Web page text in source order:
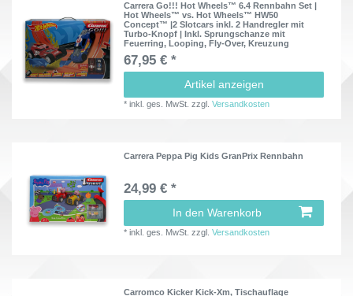
Carrera Go!!! Hot Wheels™ 6.4 Rennbahn Set |
Hot Wheels™ vs. Hot Wheels™ HW50
Concept™ |2 Slotcars inkl. 2 Handregler mit
Turbo-Knopf | Inkl. Sprungschanze mit
Feuerring, Looping, Fly-Over, Kreuzung
67,95 € *
Artikel anzeigen
*inkl. ges. MwSt. zzgl.Versandkosten
Carrera Peppa Pig Kids GranPrix Rennbahn
24,99 € *
In den Warenkorb
*inkl. ges. MwSt. zzgl.Versandkosten
Carromco Kicker Kick-Xm, Tischauflage